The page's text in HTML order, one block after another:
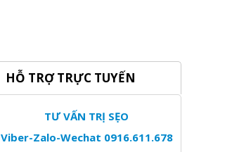
HỖ TRỢ TRỰC TUYẾN
TƯ VẤN TRỊ SẸO
Viber-Zalo-Wechat 0916.611.678